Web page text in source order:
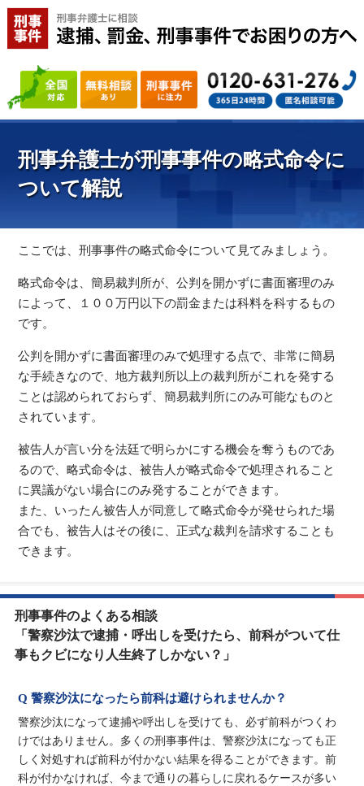
刑事弁護士が刑事事件の略式命令に
ついて解説
ここでは、刑事事件の略式命令について見てみましょう。
略式命令は、簡易裁判所が、公判を開かずに書面審理のみ
によって、１００万円以下の罰金または科料を科するもの
です。
公判を開かずに書面審理のみで処理する点で、非常に簡易
な手続きなので、地方裁判所以上の裁判所がこれを発する
ことは認められておらず、簡易裁判所にのみ可能なものと
されています。
被告人が言い分を法廷で明らかにする機会を奪うものであ
るので、略式命令は、被告人が略式命令で処理されること
に異議がない場合にのみ発することができます。
また、いったん被告人が同意して略式命令が発せられた場
合でも、被告人はその後に、正式な裁判を請求することも
できます。
刑事事件のよくある相談
「警察沙汰で逮捕・呼出しを受けたら、前科がついて仕
事もクビになり人生終了しかない？」
Q 警察沙汰になったら前科は避けられませんか？
警察沙汰になって逮捕や呼出しを受けても、必ず前科がつくわ
けではありません。多くの刑事事件は、警察沙汰になっても正
しく対処すれば前科が付かない結果を得ることができます。前
科が付かなければ、今まで通りの暮らしに戻れるケースが多い